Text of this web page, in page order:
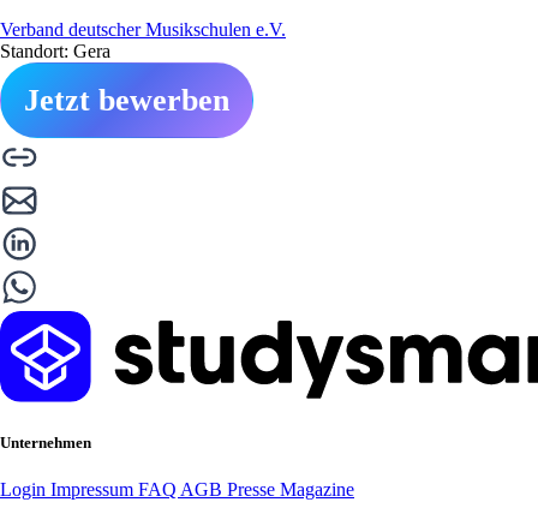
Verband deutscher Musikschulen e.V.
Standort: Gera
Jetzt bewerben
Unternehmen
Login Impressum FAQ AGB Presse Magazine